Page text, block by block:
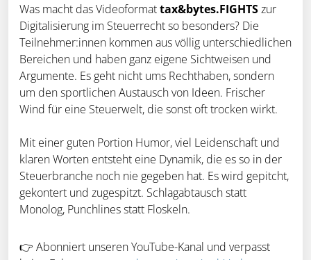
Was macht das Videoformattax&bytes.FIGHTSzur
Digitalisierung im Steuerrecht so besonders? Die
Teilnehmer:innen kommen aus völlig unterschiedlichen
Bereichen und haben ganz eigene Sichtweisen und
Argumente. Es geht nicht ums Rechthaben, sondern
um den sportlichen Austausch von Ideen. Frischer
Wind für eine Steuerwelt, die sonst oft trocken wirkt.
Mit einer guten Portion Humor, viel Leidenschaft und
klaren Worten entsteht eine Dynamik, die es so in der
Steuerbranche noch nie gegeben hat. Es wird gepitcht,
gekontert und zugespitzt. Schlagabtausch statt
Monolog, Punchlines statt Floskeln.
👉 Abonniert unseren YouTube-Kanal und verpasst